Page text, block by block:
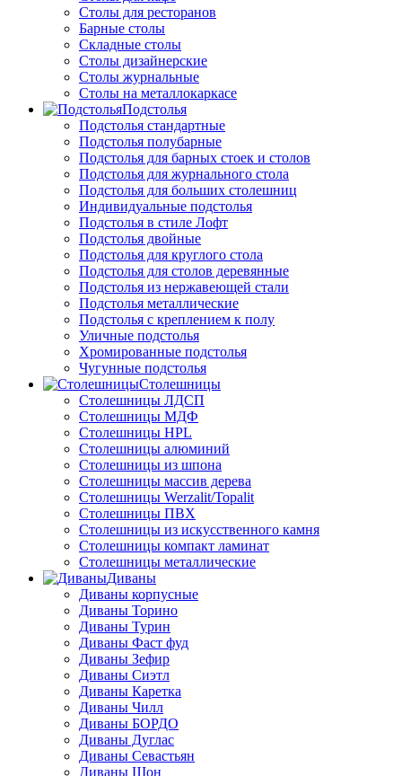
Столы для ресторанов
Барные столы
Складные столы
Столы дизайнерские
Столы журнальные
Столы на металлокаркасе
Подстолья
Подстолья стандартные
Подстолья полубарные
Подстолья для барных стоек и столов
Подстолья для журнального стола
Подстолья для больших столешниц
Индивидуальные подстолья
Подстолья в стиле Лофт
Подстолья двойные
Подстолья для круглого стола
Подстолья для столов деревянные
Подстолья из нержавеющей стали
Подстолья металлические
Подстолья с креплением к полу
Уличные подстолья
Хромированные подстолья
Чугунные подстолья
Столешницы
Столешницы ЛДСП
Столешницы МДФ
Столешницы HPL
Столешницы алюминий
Столешницы из шпона
Столешницы массив дерева
Столешницы Werzalit/Topalit
Столешницы ПВХ
Столешницы из искусственного камня
Столешницы компакт ламинат
Столешницы металлические
Диваны
Диваны корпусные
Диваны Торино
Диваны Турин
Диваны Фаст фуд
Диваны Зефир
Диваны Сиэтл
Диваны Каретка
Диваны Чилл
Диваны БОРДО
Диваны Дуглас
Диваны Севастьян
Диваны Шон